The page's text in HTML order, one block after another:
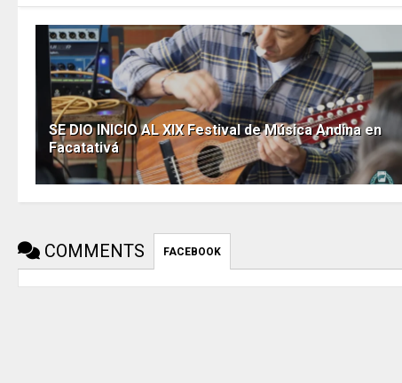
SE DIO INICIO AL XIX Festival de Música Andina en
Facatativá
COMMENTS FACEBOOK